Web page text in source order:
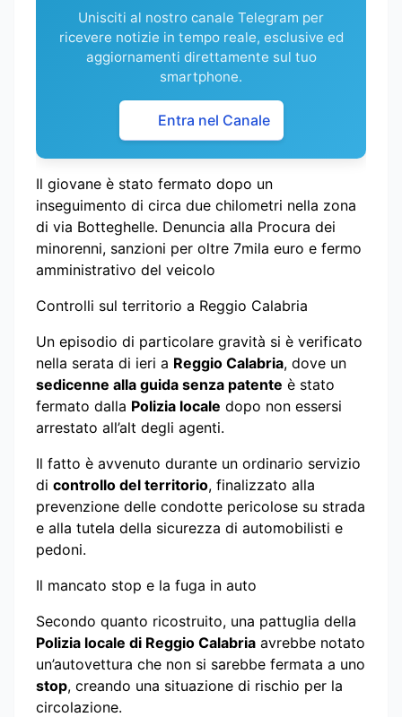
Unisciti al nostro canale Telegram per
ricevere notizie in tempo reale, esclusive ed
aggiornamenti direttamente sul tuo
smartphone.
Entra nel Canale
Il giovane è stato fermato dopo un
inseguimento di circa due chilometri nella zona
di via Botteghelle. Denuncia alla Procura dei
minorenni, sanzioni per oltre 7mila euro e fermo
amministrativo del veicolo
Controlli sul territorio a Reggio Calabria
Un episodio di particolare gravità si è verificato
nella serata di ieri a Reggio Calabria, dove un
sedicenne alla guida senza patente è stato
fermato dalla Polizia locale dopo non essersi
arrestato all’alt degli agenti.
Il fatto è avvenuto durante un ordinario servizio
di controllo del territorio, finalizzato alla
prevenzione delle condotte pericolose su strada
e alla tutela della sicurezza di automobilisti e
pedoni.
Il mancato stop e la fuga in auto
Secondo quanto ricostruito, una pattuglia della
Polizia locale di Reggio Calabria avrebbe notato
un’autovettura che non si sarebbe fermata a uno
stop, creando una situazione di rischio per la
circolazione.